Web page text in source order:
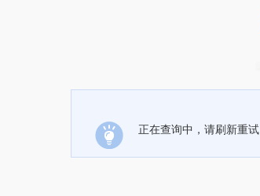
正在查询中，请刷新重试